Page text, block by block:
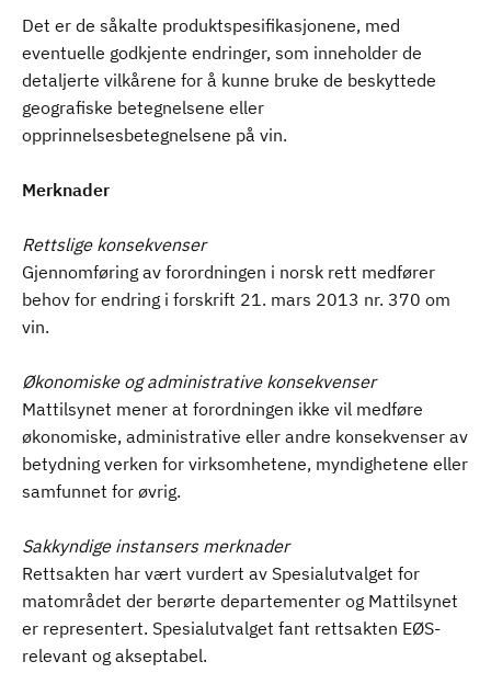
Det er de såkalte produktspesifikasjonene, med
eventuelle godkjente endringer, som inneholder de
detaljerte vilkårene for å kunne bruke de beskyttede
geografiske betegnelsene eller
opprinnelsesbetegnelsene på vin.
Merknader
Rettslige konsekvenser
Gjennomføring av forordningen i norsk rett medfører
behov for endring i forskrift 21. mars 2013 nr. 370 om
vin.
Økonomiske og administrative konsekvenser
Mattilsynet mener at forordningen ikke vil medføre
økonomiske, administrative eller andre konsekvenser av
betydning verken for virksomhetene, myndighetene eller
samfunnet for øvrig.
Sakkyndige instansers merknader
Rettsakten har vært vurdert av Spesialutvalget for
matområdet der berørte departementer og Mattilsynet
er representert. Spesialutvalget fant rettsakten EØS-
relevant og akseptabel.